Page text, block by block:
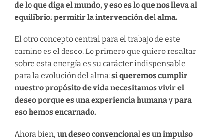
de lo que diga el mundo, y eso es lo que nos lleva al
equilibrio: permitir la intervención del alma.
El otro concepto central para el trabajo de este
camino es el deseo. Lo primero que quiero resaltar
sobre esta energía es su carácter indispensable
para la evolución del alma:si queremos cumplir
nuestro propósito de vida necesitamos vivir el
deseo porque es una experiencia humana y para
eso hemos encarnado.
Ahora bien, un deseo convencional es un impulso